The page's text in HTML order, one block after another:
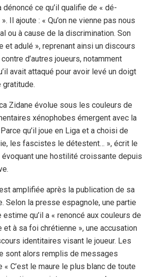
ce qu’il qualifie de « dé-
Il ajoute : « Qu’on ne vienne pas nous
ou à cause de la discrimination. Son
et adulé », reprenant ainsi un discours
d’autres joueurs, notamment
avait attaqué pour avoir levé un doigt
gratitude.
Zidane évolue sous les couleurs de
xénophobes émergent avec la
qu’il joue en Liga et a choisi de
les fascistes le détestent… », écrit le
évoquant une hostilité croissante depuis
amplifiée après la publication de sa
Selon la presse espagnole, une partie
qu’il a « renoncé aux couleurs de
et à sa foi chrétienne », une accusation
identitaires visant le joueur. Les
sont alors remplis de messages
« C’est le maure le plus blanc de toute